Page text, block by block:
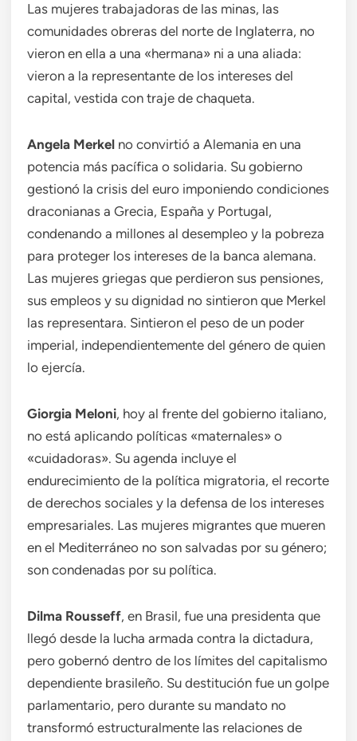
Las mujeres trabajadoras de las minas, las
comunidades obreras del norte de Inglaterra, no
vieron en ella a una «hermana» ni a una aliada:
vieron a la representante de los intereses del
capital, vestida con traje de chaqueta.
Angela Merkel no convirtió a Alemania en una
potencia más pacífica o solidaria. Su gobierno
gestionó la crisis del euro imponiendo condiciones
draconianas a Grecia, España y Portugal,
condenando a millones al desempleo y la pobreza
para proteger los intereses de la banca alemana.
Las mujeres griegas que perdieron sus pensiones,
sus empleos y su dignidad no sintieron que Merkel
las representara. Sintieron el peso de un poder
imperial, independientemente del género de quien
lo ejercía.
Giorgia Meloni, hoy al frente del gobierno italiano,
no está aplicando políticas «maternales» o
«cuidadoras». Su agenda incluye el
endurecimiento de la política migratoria, el recorte
de derechos sociales y la defensa de los intereses
empresariales. Las mujeres migrantes que mueren
en el Mediterráneo no son salvadas por su género;
son condenadas por su política.
Dilma Rousseff, en Brasil, fue una presidenta que
llegó desde la lucha armada contra la dictadura,
pero gobernó dentro de los límites del capitalismo
dependiente brasileño. Su destitución fue un golpe
parlamentario, pero durante su mandato no
transformó estructuralmente las relaciones de